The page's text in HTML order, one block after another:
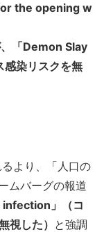
the opening w
、「Demon Slay
感染リスクを無
より、「人口の
ムバーグの報道
」（コ
視した） と強調